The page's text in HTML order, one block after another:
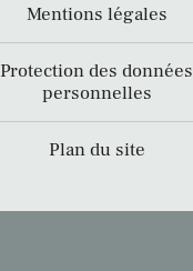
Mentions légales
Protection des données
personnelles
Plan du site